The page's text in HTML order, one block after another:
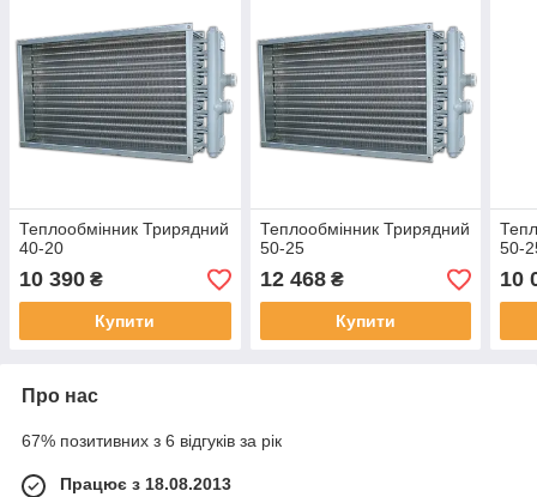
Теплообмінник Трирядний
40-20
10 390 ₴
Купити
Теплообмінник Трирядний
50-25
12 468₴
Купити
50-
10
Про нас
67% позитивних з 6 відгуків за рік
Працює з 18.08.2013